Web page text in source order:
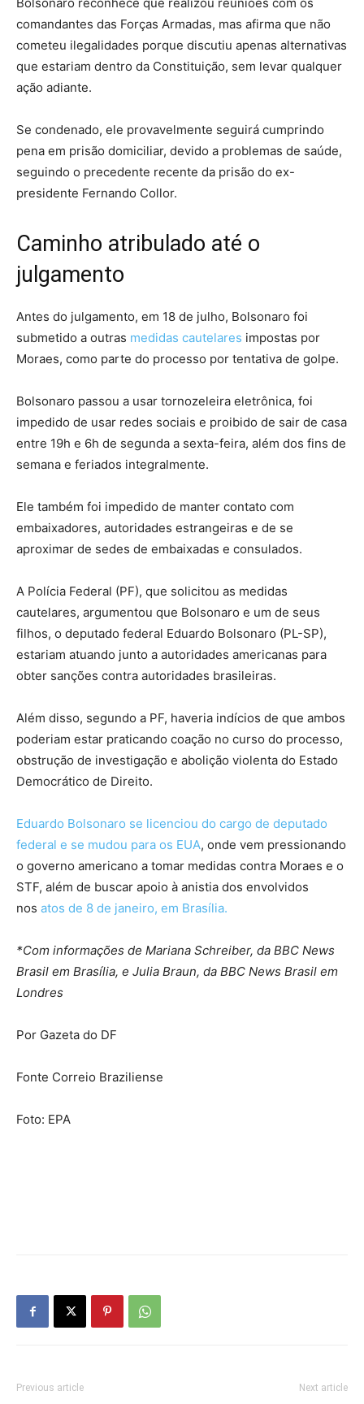
comandantes das Forças Armadas, mas afirma que não
cometeu ilegalidades porque discutiu apenas alternativas
que estariam dentro da Constituição, sem levar qualquer
ação adiante.
Se condenado, ele provavelmente seguirá cumprindo
pena em prisão domiciliar, devido a problemas de saúde,
seguindo o precedente recente da prisão do ex-
presidente Fernando Collor.
Caminho atribulado até o
julgamento
Antes do julgamento, em 18 de julho, Bolsonaro foi
submetido a outras medidas cautelares impostas por
Moraes, como parte do processo por tentativa de golpe.
Bolsonaro passou a usar tornozeleira eletrônica, foi
impedido de usar redes sociais e proibido de sair de casa
entre 19h e 6h de segunda a sexta-feira, além dos fins de
semana e feriados integralmente.
Ele também foi impedido de manter contato com
embaixadores, autoridades estrangeiras e de se
aproximar de sedes de embaixadas e consulados.
A Polícia Federal (PF), que solicitou as medidas
cautelares, argumentou que Bolsonaro e um de seus
filhos, o deputado federal Eduardo Bolsonaro (PL-SP),
estariam atuando junto a autoridades americanas para
obter sanções contra autoridades brasileiras.
Além disso, segundo a PF, haveria indícios de que ambos
poderiam estar praticando coação no curso do processo,
obstrução de investigação e abolição violenta do Estado
Democrático de Direito.
Eduardo Bolsonaro se licenciou do cargo de deputado
federal e se mudou para os EUA, onde vem pressionando
o governo americano a tomar medidas contra Moraes e o
STF, além de buscar apoio à anistia dos envolvidos
nos atos de 8 de janeiro, em Brasília.
*Com informações de Mariana Schreiber, da BBC News
Brasil em Brasília, e Julia Braun, da BBC News Brasil em
Londres
Por Gazeta do DF
Fonte Correio Braziliense
Foto: EPA
Previous article Next article